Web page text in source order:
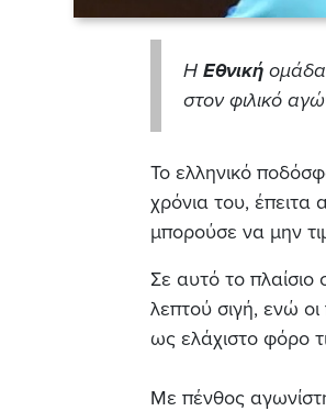
Η Εθνική ομάδα
στον φιλικό
Το ελληνικό
χρόνια του, έπειτα
μπορούσε να μην
Σε αυτό το πλαίσιο
λεπτού σιγή, ενώ
ως ελάχιστο φόρο
Με πένθος